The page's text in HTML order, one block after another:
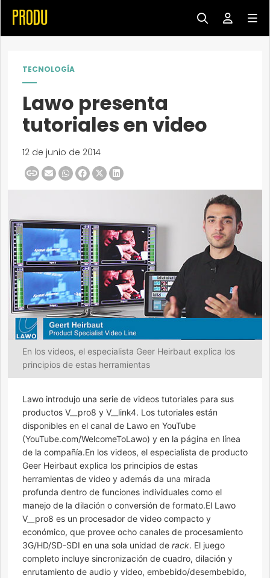
TECNOLOGÍA
Lawo presenta
tutoriales en video
12 de junio de 2014
En los videos, el especialista Geer Heirbaut explica los
principios de estas herramientas
Lawo introdujo una serie de videos tutoriales para sus
productos V__pro8 y V__link4. Los tutoriales están
disponibles en el canal de Lawo en YouTube
(YouTube.com/WelcomeToLawo) y en la página en línea
de la compañía.En los videos, el especialista de producto
Geer Heirbaut explica los principios de estas
herramientas de video y además da una mirada
profunda dentro de funciones individuales como el
manejo de la dilación o conversión de formato.El Lawo
V__pro8 es un procesador de video compacto y
económico, que provee ocho canales de procesamiento
3G/HD/SD-SDI en una sola unidad de rack. El juego
completo incluye sincronización de cuadro, dilación y
enrutamiento de audio y video, embebido/desembebido,